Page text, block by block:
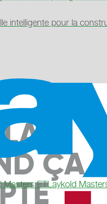
intelligente pour la
Masters ETLaykold
ÇA